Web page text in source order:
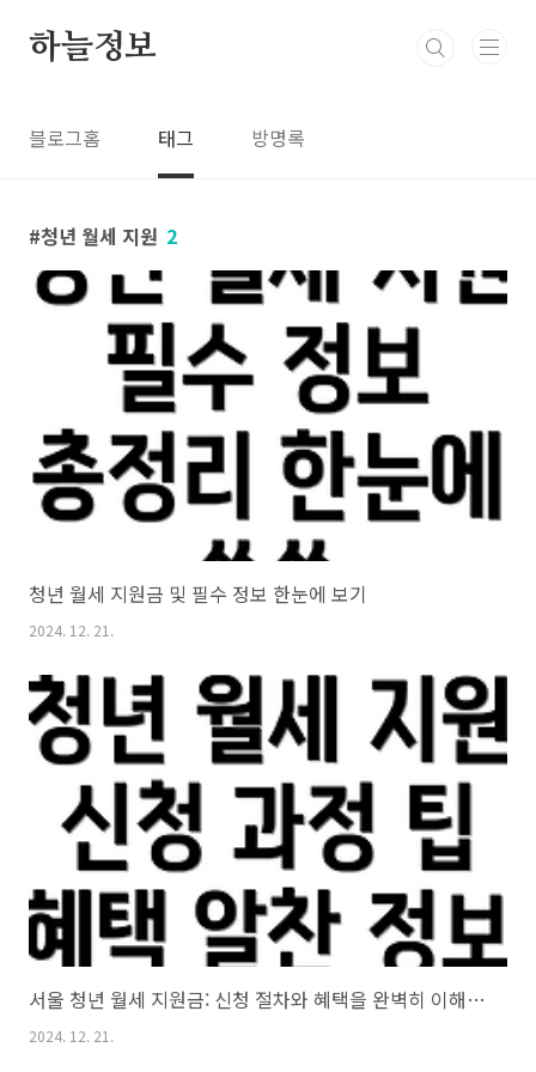
하늘정보
블로그홈 태그 방명록
청년 월세 지원 2
청년 월세 지원금 및 필수 정보 한눈에 보기
2024. 12. 21.
서울 청년 월세 지원금: 신청 절차와 혜택을 완벽히 이해하기
2024. 12. 21.